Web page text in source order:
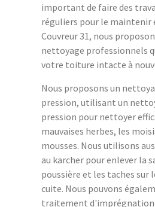
important de faire des
réguliers pour le maintenir
Couvreur 31, nous
nettoyage professionnels
votre toiture intacte à
Nous proposons un
pression, utilisant un
pression pour nettoyer
mauvaises herbes, les
mousses. Nous utilisons
au karcher pour enlever la
poussière et les taches sur
cuite. Nous pouvons
traitement d'imprégnation